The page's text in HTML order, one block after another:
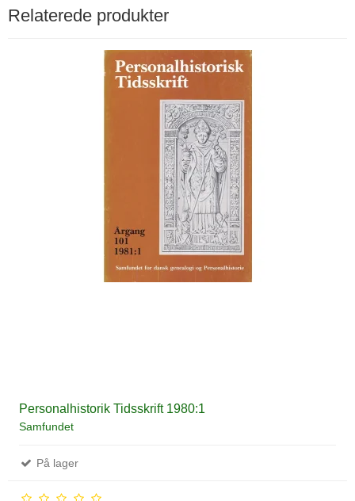
Relaterede produkter
Personalhistorik Tidsskrift 1980:1
Samfundet
På lager